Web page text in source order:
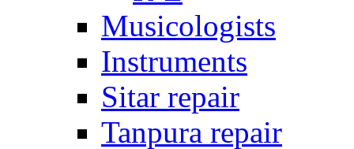
Musicologists
Instruments
Sitar repair
Tanpura repair